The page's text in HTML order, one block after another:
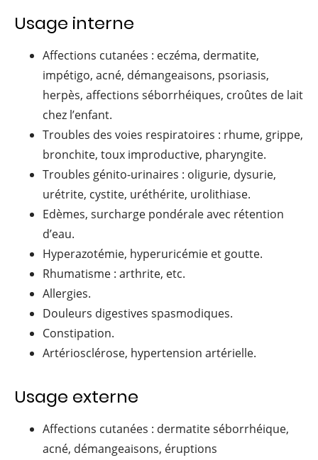
Usage interne
Affections cutanées : eczéma, dermatite,
impétigo, acné, démangeaisons, psoriasis,
herpès, affections séborrhéiques, croûtes de lait
chez l’enfant.
Troubles des voies respiratoires : rhume, grippe,
bronchite, toux improductive, pharyngite.
Troubles génito-urinaires : oligurie, dysurie,
urétrite, cystite, uréthérite, urolithiase.
Edèmes, surcharge pondérale avec rétention
d’eau.
Hyperazotémie, hyperuricémie et goutte.
Rhumatisme : arthrite, etc.
Allergies.
Douleurs digestives spasmodiques.
Constipation.
Artériosclérose, hypertension artérielle.
Usage externe
Affections cutanées : dermatite séborrhéique,
acné, démangeaisons, éruptions